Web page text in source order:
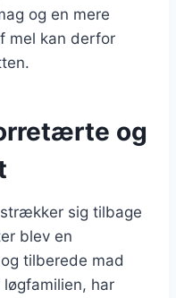
og en mere
mel kan derfor
og
sig tilbage
blev en
tilberede mad
har